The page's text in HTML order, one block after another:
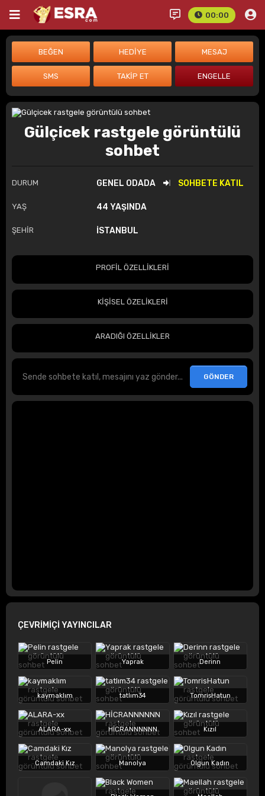
00:00
Gülçicek rastgele görüntülü
sohbet
DURUM GENEL ODADA SOHBETE KATIL
YAŞ 44 YAŞINDA
ŞEHİR İSTANBUL
PROFİL ÖZELLİKLERİ
KİŞİSEL ÖZELİKLERİ
ARADIĞI ÖZELLİKLER
ÇEVRİMİÇİ YAYINCILAR
Pelin Yaprak Derinn
kaymaklım tatlım34 TomrisHatun
ALARA-xx HİCRANNNNNN Kızıl
Camdaki Kız Manolya Olgun Kadın